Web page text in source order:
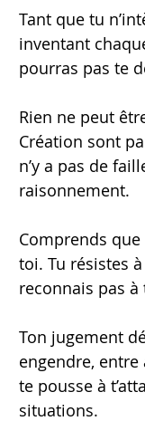
Tant que tu
inventant
pourras pas te
Rien ne peut
Création sont
n’y a pas de
raisonnement.
Comprends
toi. Tu résistes
reconnais pas
Ton jugement
engendre,
te pousse à
situations.